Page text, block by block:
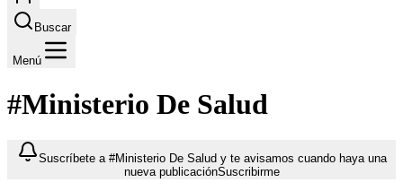
Buscar
Menú
#Ministerio De Salud
Suscríbete a #Ministerio De Salud y te avisamos cuando haya una
nueva publicaciónSuscribirme